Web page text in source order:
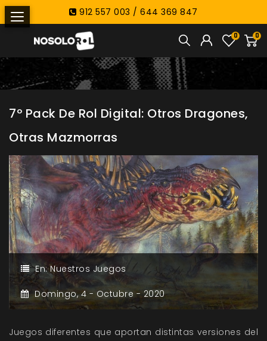
912 557 003 / 644 369 847
0
0
7º Pack De Rol Digital: Otros Dragones,
Otras Mazmorras
En:Nuestros Juegos
Domingo,4 - Octubre - 2020
Juegos diferentes que aportan distintas versiones del